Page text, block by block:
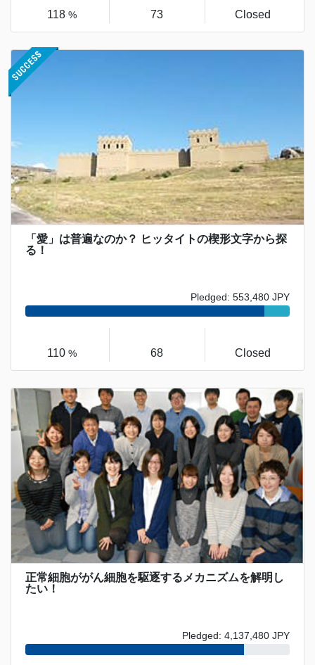
118% 73 Closed
「愛」は普遍なのか？ ヒッタイトの楔形文字から探
る！
Pledged: 553,480 JPY
110% 68 Closed
正常細胞ががん細胞を駆逐するメカニズムを解明し
たい！
Pledged: 4,137,480 JPY